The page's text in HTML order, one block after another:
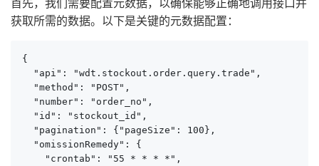
获取所需的数据。以下是关键的元数据配置：
{
  "api": "wdt.stockout.order.query.trade",
  "method": "POST",
  "number": "order_no",
  "id": "stockout_id",
  "pagination": {"pageSize": 100},
  "omissionRemedy": {
    "crontab": "55 * * * *",